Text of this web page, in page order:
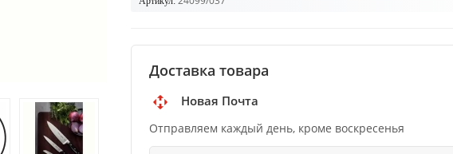
Доставка товара
Новая Почта
Отправляем каждый день, кроме воскресенья